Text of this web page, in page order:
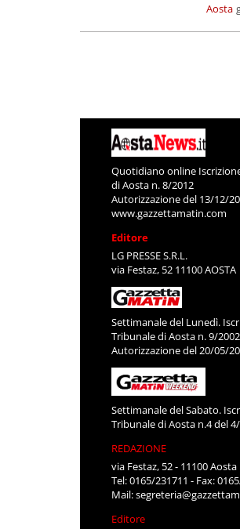
Aosta
Quotidiano online
di Aosta n. 8/2012
Autorizzazione del 13/12/
www.gazzettamatin.com
Editore
LG PRESSE S.R.L.
via Festaz, 52 11100 AOSTA
Settimanale del Lunedì.
Tribunale di Aosta n. 9/2002
Autorizzazione del 20/05/
Settimanale del Sabato.
Tribunale di Aosta n.4 del
REDAZIONE
via Festaz, 52 - 11100 Aosta
Tel: 0165/231711 - Fax:
Mail:
Editore